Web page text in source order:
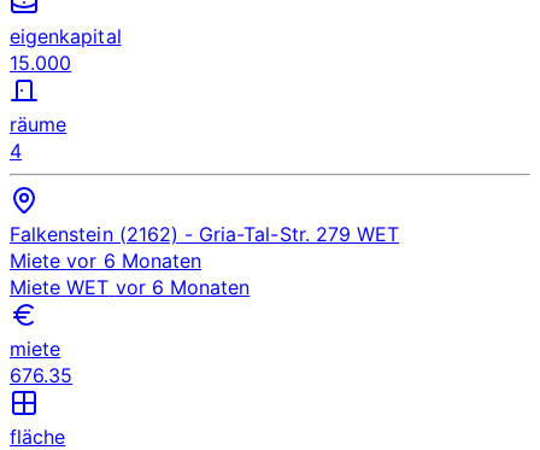
eigenkapital
15.000
räume
4
Falkenstein (2162) - Gria-Tal-Str. 279 WET
Miete vor 6 Monaten
Miete WET vor 6 Monaten
miete
676.35
fläche